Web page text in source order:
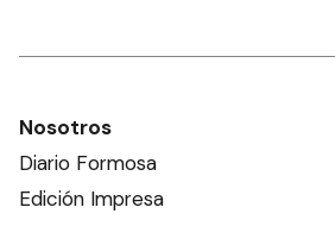
Nosotros
Diario Formosa
Edición Impresa